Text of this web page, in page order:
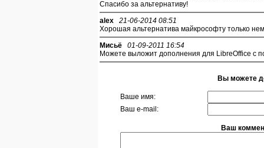
Спасибо за альтернативу!
alex
21-06-2014 08:51
Хорошая альтернатива майкрософту только
Мисьё
01-09-2011 16:54
Можете выложит дополнения для LibreOffice с
Вы можете
Ваше имя:
Ваш e-mail:
Ваш